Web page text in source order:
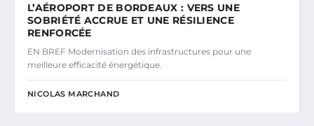
L’AÉROPORT DE BORDEAUX : VERS UNE
SOBRIÉTÉ ACCRUE ET UNE RÉSILIENCE
RENFORCÉE
EN BREF Modernisation des infrastructures pour une
meilleure efficacité énergétique.
NICOLAS MARCHAND